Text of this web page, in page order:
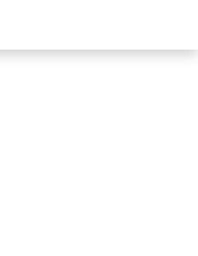
artykułu Film z Diane Kruger